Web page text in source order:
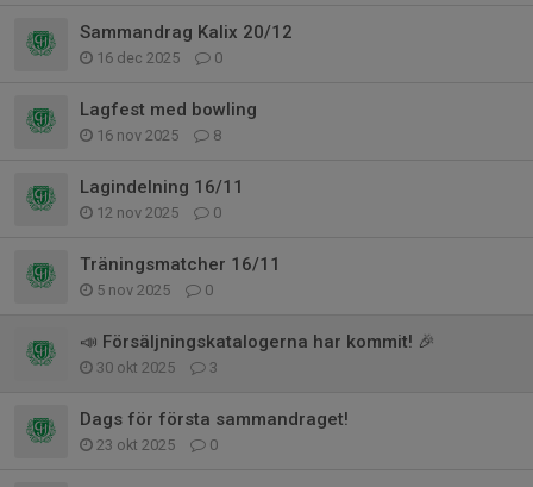
Sammandrag Kalix 20/12
16 dec 2025 0
Lagfest med bowling
16 nov 2025 8
Lagindelning 16/11
12 nov 2025 0
Träningsmatcher 16/11
5 nov 2025 0
📣 Försäljningskatalogerna har kommit! 🎉
30 okt 2025 3
Dags för första sammandraget!
23 okt 2025 0